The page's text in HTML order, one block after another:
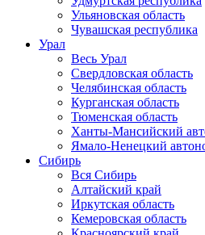
Ульяновская область
Чувашская республика
Урал
Весь Урал
Свердловская область
Челябинская область
Курганская область
Тюменская область
Ханты-Мансийский
Ямало-Ненецкий
Сибирь
Вся Сибирь
Алтайский край
Иркутская область
Кемеровская область